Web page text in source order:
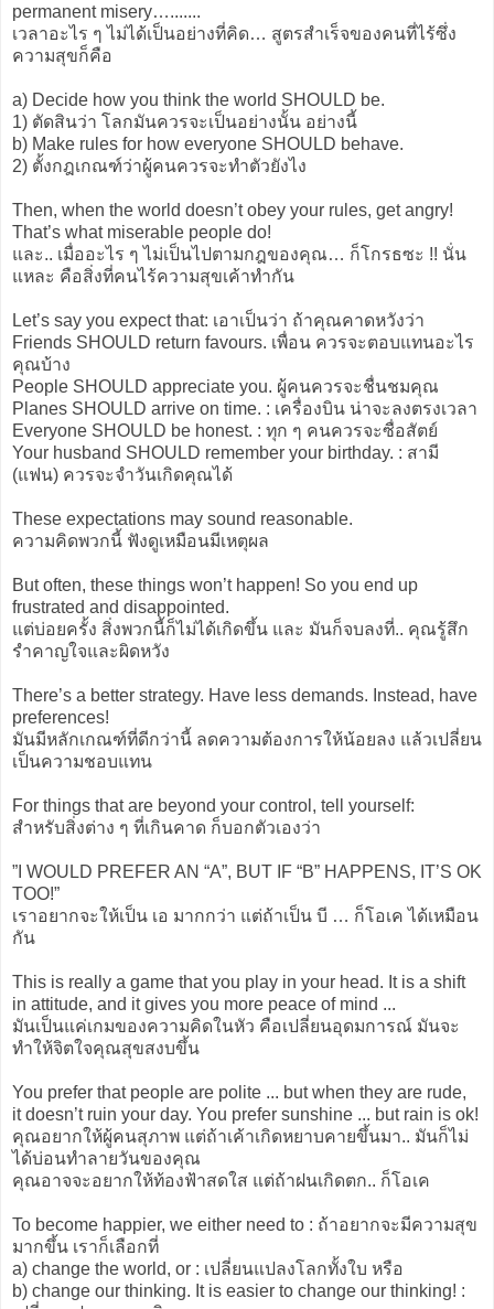
permanent misery….......
เวลาอะไร ๆ ไม่ได้เป็นอย่างที่คิด… สูตรสำเร็จของคนที่ไร้ซึ่ง
ความสุขก็คือ
a) Decide how you think the world SHOULD be.
1) ตัดสินว่า โลกมันควรจะเป็นอย่างนั้น อย่างนี้
b) Make rules for how everyone SHOULD behave.
2) ตั้งกฎเกณฑ์ว่าผู้คนควรจะทำตัวยังไง
Then, when the world doesn’t obey your rules, get angry!
That’s what miserable people do!
และ.. เมื่ออะไร ๆ ไม่เป็นไปตามกฎของคุณ… ก็โกรธซะ !! นั่น
แหละ คือสิ่งที่คนไร้ความสุขเค้าทำกัน
Let’s say you expect that: เอาเป็นว่า ถ้าคุณคาดหวังว่า
Friends SHOULD return favours. เพื่อน ควรจะตอบแทนอะไร
คุณบ้าง
People SHOULD appreciate you. ผู้คนควรจะชื่นชมคุณ
Planes SHOULD arrive on time. : เครื่องบิน น่าจะลงตรงเวลา
Everyone SHOULD be honest. : ทุก ๆ คนควรจะซื่อสัตย์
Your husband SHOULD remember your birthday. : สามี
(แฟน) ควรจะจำวันเกิดคุณได้
These expectations may sound reasonable.
ความคิดพวกนี้ ฟังดูเหมือนมีเหตุผล
But often, these things won’t happen! So you end up
frustrated and disappointed.
แต่บ่อยครั้ง สิ่งพวกนี้ก็ไม่ได้เกิดขึ้น และ มันก็จบลงที่.. คุณรู้สึก
รำคาญใจและผิดหวัง
There’s a better strategy. Have less demands. Instead, have
preferences!
มันมีหลักเกณฑ์ที่ดีกว่านี้ ลดความต้องการให้น้อยลง แล้วเปลี่ยน
เป็นความชอบแทน
For things that are beyond your control, tell yourself:
สำหรับสิ่งต่าง ๆ ที่เกินคาด ก็บอกตัวเองว่า
”I WOULD PREFER AN “A”, BUT IF “B” HAPPENS, IT’S OK
TOO!”
เราอยากจะให้เป็น เอ มากกว่า แต่ถ้าเป็น บี … ก็โอเค ได้เหมือน
กัน
This is really a game that you play in your head. It is a shift
in attitude, and it gives you more peace of mind ...
มันเป็นแค่เกมของความคิดในหัว คือเปลี่ยนอุดมการณ์ มันจะ
ทำให้จิตใจคุณสุขสงบขึ้น
You prefer that people are polite ... but when they are rude,
it doesn’t ruin your day. You prefer sunshine ... but rain is ok!
คุณอยากให้ผู้คนสุภาพ แต่ถ้าเค้าเกิดหยาบคายขึ้นมา.. มันก็ไม่
ได้บ่อนทำลายวันของคุณ
คุณอาจจะอยากให้ท้องฟ้าสดใส แต่ถ้าฝนเกิดตก.. ก็โอเค
To become happier, we either need to : ถ้าอยากจะมีความสุข
มากขึ้น เราก็เลือกที่
a) change the world, or : เปลี่ยนแปลงโลกทั้งใบ หรือ
b) change our thinking. It is easier to change our thinking! :